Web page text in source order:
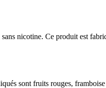
nicotine. Ce produit est
sont fruits rouges,